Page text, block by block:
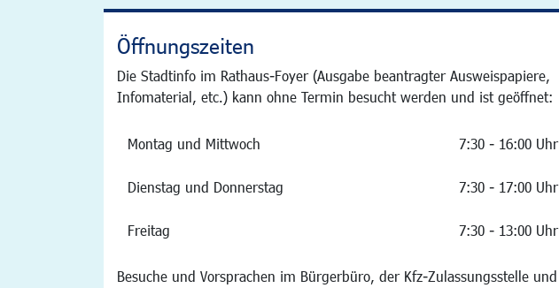
Öffnungszeiten
Die Stadtinfo im Rathaus-Foyer (Ausgabe beantragter Ausweispapiere,
Infomaterial, etc.) kann ohne Termin besucht werden und ist geöffnet:
Montag und Mittwoch 7:30 - 16:00 Uhr
Dienstag und Donnerstag 7:30 - 17:00 Uhr
Freitag 7:30 - 13:00 Uhr
Besuche und Vorsprachen im Bürgerbüro, der Kfz-Zulassungsstelle und